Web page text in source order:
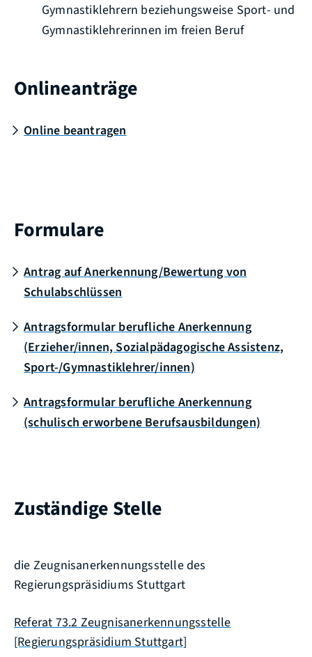
Gymnastiklehrern beziehungsweise Sport- und
Gymnastiklehrerinnen im freien Beruf
Onlineanträge
Online beantragen
Formulare
Antrag auf Anerkennung/Bewertung von
Schulabschlüssen
Antragsformular berufliche Anerkennung
(Erzieher/innen, Sozialpädagogische Assistenz,
Sport-/Gymnastiklehrer/innen)
Antragsformular berufliche Anerkennung
(schulisch erworbene Berufsausbildungen)
Zuständige Stelle
die Zeugnisanerkennungsstelle des
Regierungspräsidiums Stuttgart
Referat 73.2 Zeugnisanerkennungsstelle
[Regierungspräsidium Stuttgart]